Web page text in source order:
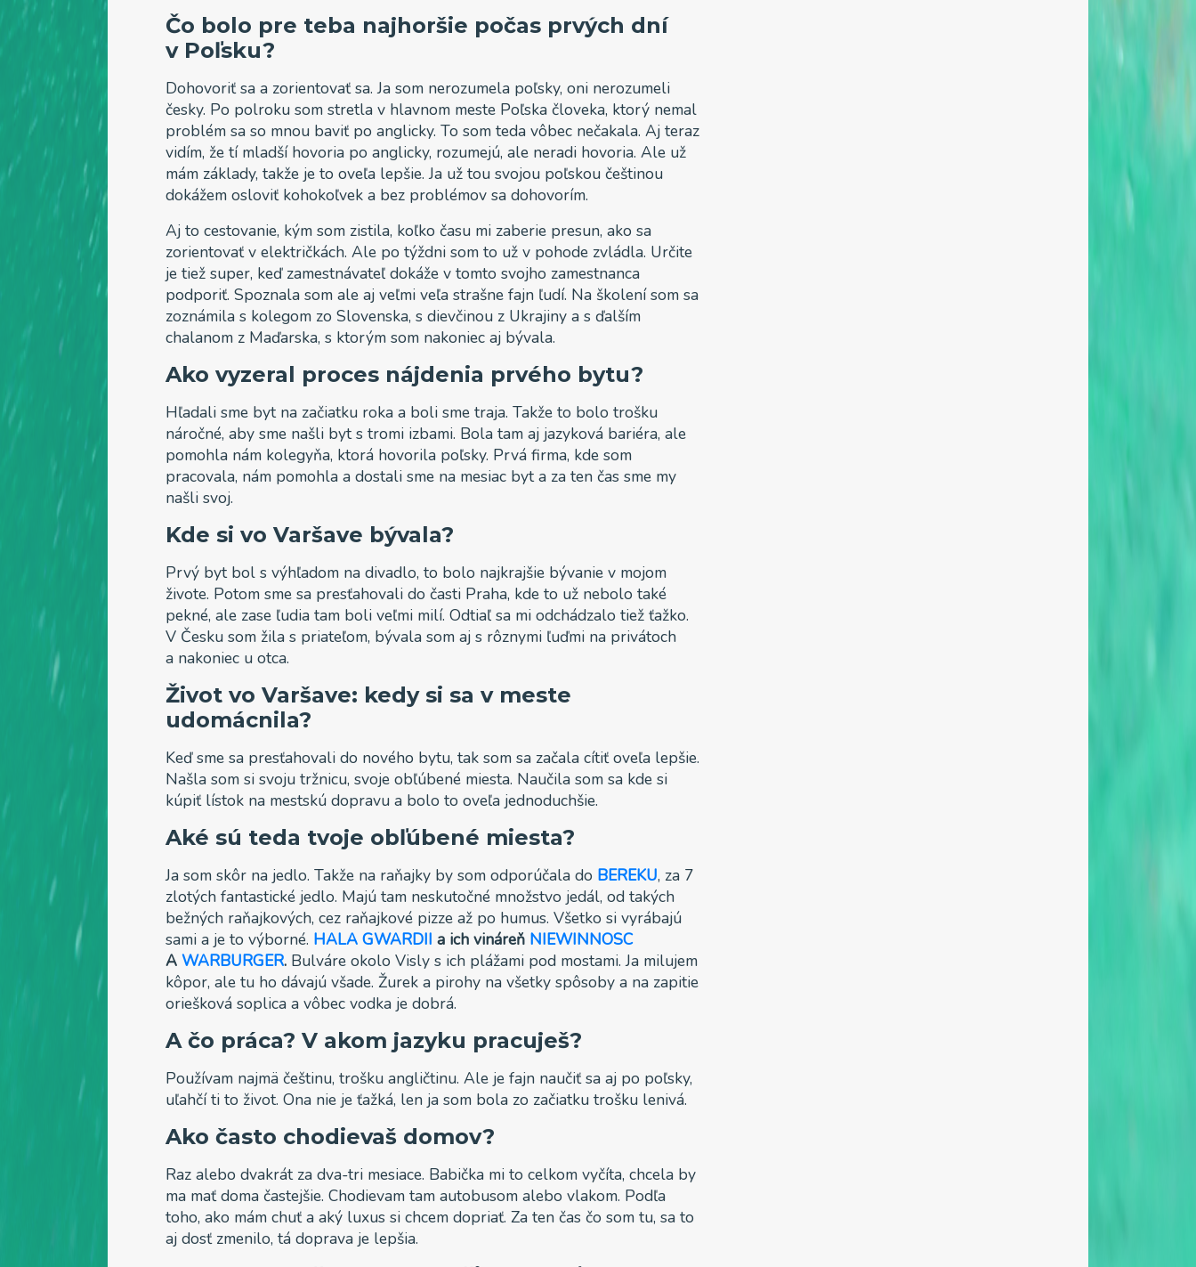
Čo bolo pre teba najhoršie počas prvých dní
v Poľsku?
Dohovoriť sa a zorientovať sa. Ja som nerozumela poľsky, oni nerozumeli
česky. Po polroku som stretla v hlavnom meste Poľska človeka, ktorý nemal
problém sa so mnou baviť po anglicky. To som teda vôbec nečakala. Aj teraz
vidím, že tí mladší hovoria po anglicky, rozumejú, ale neradi hovoria. Ale už
mám základy, takže je to oveľa lepšie. Ja už tou svojou poľskou češtinou
dokážem osloviť kohokoľvek a bez problémov sa dohovorím.
Aj to cestovanie, kým som zistila, koľko času mi zaberie presun, ako sa
zorientovať v električkách. Ale po týždni som to už v pohode zvládla. Určite
je tiež super, keď zamestnávateľ dokáže v tomto svojho zamestnanca
podporiť. Spoznala som ale aj veľmi veľa strašne fajn ľudí. Na školení som sa
zoznámila s kolegom zo Slovenska, s dievčinou z Ukrajiny a s ďalším
chalanom z Maďarska, s ktorým som nakoniec aj bývala.
Ako vyzeral proces nájdenia prvého bytu?
Hľadali sme byt na začiatku roka a boli sme traja. Takže to bolo trošku
náročné, aby sme našli byt s tromi izbami. Bola tam aj jazyková bariéra, ale
pomohla nám kolegyňa, ktorá hovorila poľsky. Prvá firma, kde som
pracovala, nám pomohla a dostali sme na mesiac byt a za ten čas sme my
našli svoj.
Kde si vo Varšave bývala?
Prvý byt bol s výhľadom na divadlo, to bolo najkrajšie bývanie v mojom
živote. Potom sme sa presťahovali do časti Praha, kde to už nebolo také
pekné, ale zase ľudia tam boli veľmi milí. Odtiaľ sa mi odchádzalo tiež ťažko.
V Česku som žila s priateľom, bývala som aj s rôznymi ľuďmi na privátoch
a nakoniec u otca.
Život vo Varšave: kedy si sa v meste
udomácnila?
Keď sme sa presťahovali do nového bytu, tak som sa začala cítiť oveľa lepšie.
Našla som si svoju tržnicu, svoje obľúbené miesta. Naučila som sa kde si
kúpiť lístok na mestskú dopravu a bolo to oveľa jednoduchšie.
Aké sú teda tvoje obľúbené miesta?
Ja som skôr na jedlo. Takže na raňajky by som odporúčala do BEREKU, za 7
zlotých fantastické jedlo. Majú tam neskutočné množstvo jedál, od takých
bežných raňajkových, cez raňajkové pizze až po humus. Všetko si vyrábajú
sami a je to výborné. HALA GWARDII a ich vináreň NIEWINNOSC
AWARBURGER. Bulváre okolo Visly s ich plážami pod mostami. Ja milujem
kôpor, ale tu ho dávajú všade. Žurek a pirohy na všetky spôsoby a na zapitie
oriešková soplica a vôbec vodka je dobrá.
A čo práca? V akom jazyku pracuješ?
Používam najmä češtinu, trošku angličtinu. Ale je fajn naučiť sa aj po poľsky,
uľahčí ti to život. Ona nie je ťažká, len ja som bola zo začiatku trošku lenivá.
Ako často chodievaš domov?
Raz alebo dvakrát za dva-tri mesiace. Babička mi to celkom vyčíta, chcela by
ma mať doma častejšie. Chodievam tam autobusom alebo vlakom. Podľa
toho, ako mám chuť a aký luxus si chcem dopriať. Za ten čas čo som tu, sa to
aj dosť zmenilo, tá doprava je lepšia.